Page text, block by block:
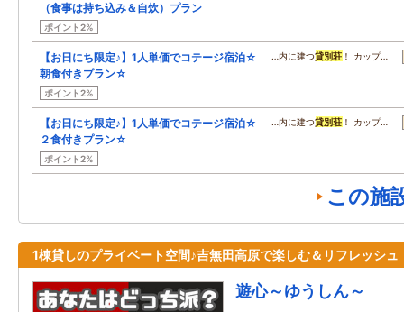
（食事は持ち込み＆自炊）プラン
ポイント2%
【お日にち限定♪】1人単価でコテージ宿泊☆
朝食付きプラン☆
ポイント2%
…内に建つ貸別荘 ！ カップ…
【お日にち限定♪】1人単価でコテージ宿泊☆
２食付きプラン☆
ポイント2%
…内に建つ貸別荘 ！ カップ…
この施
1棟貸しのプライベート空間♪吉無田高原で楽しむ＆リフレッシュ
遊心～ゆうしん～